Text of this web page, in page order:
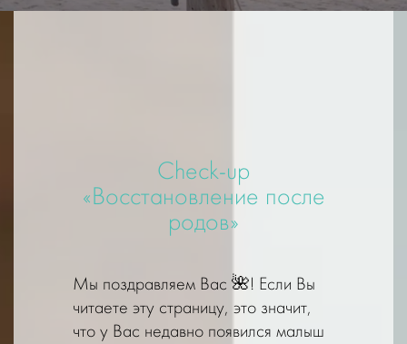
Check-up
«Восстановление после
родов»
Мы поздравляем Вас 🌺! Если Вы
читаете эту страницу, это значит,
что у Вас недавно появился малыш